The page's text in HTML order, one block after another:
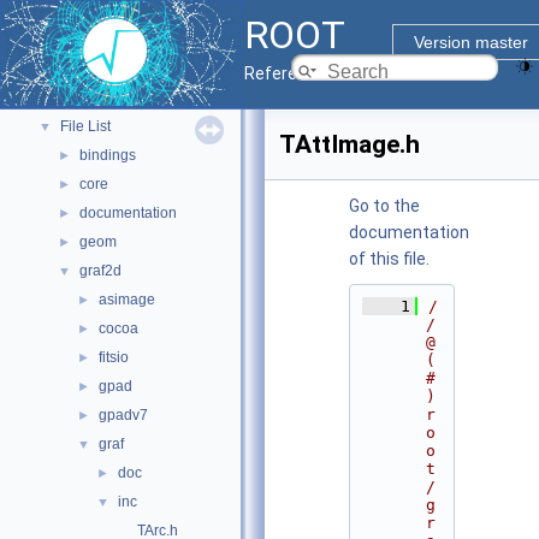
ROOT
Version master
Reference Guide
► ROOT Components
► Namespaces
► All Classes
▼ Files
▼ File List
► bindings
► core
► documentation
► geom
▼ graf2d
► asimage
► cocoa
► fitsio
► gpad
► gpadv7
▼ graf
► doc
▼
inc
TArc.h
TAttImage.h
Go to the
documentation
of this file.
    1
/
/
@
(
#
)
r
o
o
t
/
g
r